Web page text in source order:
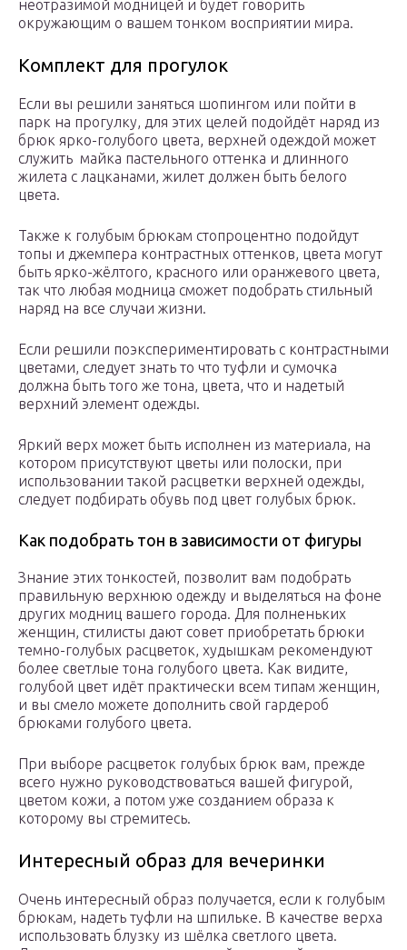
неотразимой модницей и будет говорить
окружающим о вашем тонком восприятии мира.
Комплект для прогулок
Если вы решили заняться шопингом или пойти в
парк на прогулку, для этих целей подойдёт наряд из
брюк ярко-голубого цвета, верхней одеждой может
служить майка пастельного оттенка и длинного
жилета с лацканами, жилет должен быть белого
цвета.
Также к голубым брюкам стопроцентно подойдут
топы и джемпера контрастных оттенков, цвета могут
быть ярко-жёлтого, красного или оранжевого цвета,
так что любая модница сможет подобрать стильный
наряд на все случаи жизни.
Если решили поэкспериментировать с контрастными
цветами, следует знать то что туфли и сумочка
должна быть того же тона, цвета, что и надетый
верхний элемент одежды.
Яркий верх может быть исполнен из материала, на
котором присутствуют цветы или полоски, при
использовании такой расцветки верхней одежды,
следует подбирать обувь под цвет голубых брюк.
Как подобрать тон в зависимости от фигуры
Знание этих тонкостей, позволит вам подобрать
правильную верхнюю одежду и выделяться на фоне
других модниц вашего города. Для полненьких
женщин, стилисты дают совет приобретать брюки
темно-голубых расцветок, худышкам рекомендуют
более светлые тона голубого цвета. Как видите,
голубой цвет идёт практически всем типам женщин,
и вы смело можете дополнить свой гардероб
брюками голубого цвета.
При выборе расцветок голубых брюк вам, прежде
всего нужно руководствоваться вашей фигурой,
цветом кожи, а потом уже созданием образа к
которому вы стремитесь.
Интересный образ для вечеринки
Очень интересный образ получается, если к голубым
брюкам, надеть туфли на шпильке. В качестве верха
использовать блузку из шёлка светлого цвета.